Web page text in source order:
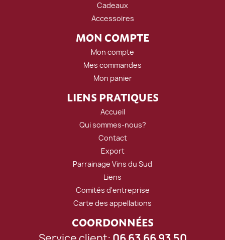
Cadeaux
Accessoires
MON COMPTE
Mon compte
Mes commandes
Mon panier
LIENS PRATIQUES
Accueil
Qui sommes-nous?
Contact
Export
Parrainage Vins du Sud
Liens
Comités d'entreprise
Carte des appellations
COORDONNÉES